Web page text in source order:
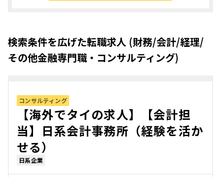
検索条件を広げた転職求人 (財務/会計/経理/
その他金融専門職・コンサルティング)
コンサルティング
【海外でタイの求人】【会計担
当】日系会計事務所（経験を活か
せる）
日系企業